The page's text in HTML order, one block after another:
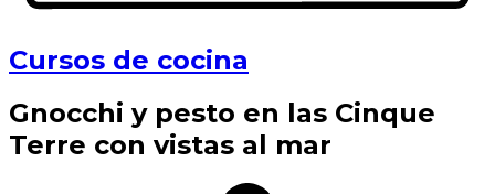
Cursos de cocina
Gnocchi y pesto en las Cinque
Terre con vistas al mar